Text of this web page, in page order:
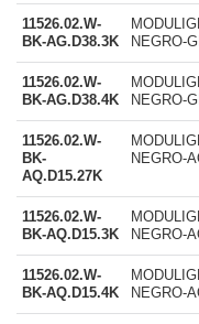
11526.02.W-
BK-AG.D38.3K
NEGRO-
11526.02.W-
BK-AG.D38.4K
NEGRO-
11526.02.W-
BK-
AQ.D15.27K
NEGRO-
11526.02.W-
BK-AQ.D15.3K
NEGRO-
11526.02.W-
BK-AQ.D15.4K
NEGRO-